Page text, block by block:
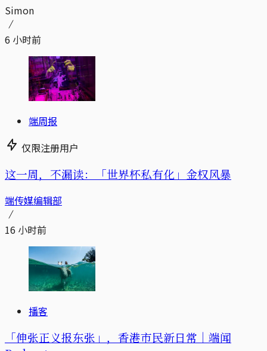
Simon
6 小时前
端周报
仅限注册用户
这一周，不漏读：「世界杯私有化」金权风暴
端传媒编辑部
16 小时前
播客
「伸张正义报东张」，香港市民新日常｜端闻